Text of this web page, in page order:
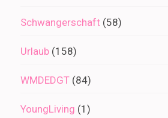
Schwangerschaft (58)
Urlaub (158)
WMDEDGT (84)
YoungLiving (1)